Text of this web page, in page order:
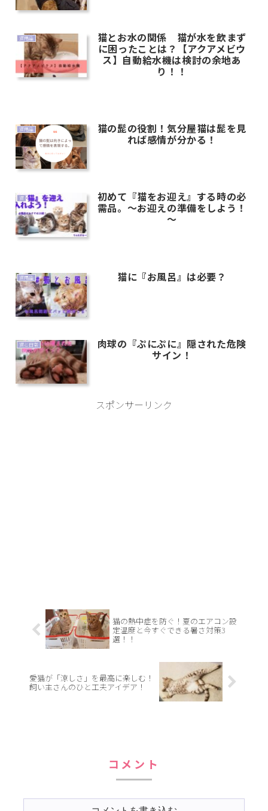
猫用品 猫とお水の関係 猫が水を飲まず
に困ったことは？【アクアメビウ
ス】自動給水機は検討の余地あ
り！！
猫用品 猫の髭の役割！気分屋猫は髭を見
れば感情が分かる！
猫 初めて『猫をお迎え』する時の必
需品。～お迎えの準備をしよう！
～
猫用品 猫に『お風呂』は必要？
猫と日常 肉球の『ぷにぷに』隠された危険
サイン！
スポンサーリンク
猫の熱中症を防ぐ！夏のエアコン設
定温度と今すぐできる暑さ対策3
選！！
愛猫が「涼しさ」を最高に楽しむ！
飼い主さんのひと工夫アイデア！
コメント